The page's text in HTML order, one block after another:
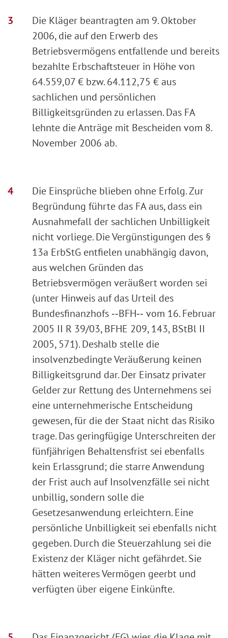
Die Kläger beantragten am 9. Oktober
2006, die auf den Erwerb des
Betriebsvermögens entfallende und bereits
bezahlte Erbschaftsteuer in Höhe von
64.559,07 € bzw. 64.112,75 € aus
sachlichen und persönlichen
Billigkeitsgründen zu erlassen. Das FA
lehnte die Anträge mit Bescheiden vom 8.
November 2006 ab.
Die Einsprüche blieben ohne Erfolg. Zur
Begründung führte das FA aus, dass ein
Ausnahmefall der sachlichen Unbilligkeit
nicht vorliege. Die Vergünstigungen des §
13a ErbStG entfielen unabhängig davon,
aus welchen Gründen das
Betriebsvermögen veräußert worden sei
(unter Hinweis auf das Urteil des
Bundesfinanzhofs ‑‑BFH‑‑ vom 16. Februar
2005 II R 39/03, BFHE 209, 143, BStBl II
2005, 571). Deshalb stelle die
insolvenzbedingte Veräußerung keinen
Billigkeitsgrund dar. Der Einsatz privater
Gelder zur Rettung des Unternehmens sei
eine unternehmerische Entscheidung
gewesen, für die der Staat nicht das Risiko
trage. Das geringfügige Unterschreiten der
fünfjährigen Behaltensfrist sei ebenfalls
kein Erlassgrund; die starre Anwendung
der Frist auch auf Insolvenzfälle sei nicht
unbillig, sondern solle die
Gesetzesanwendung erleichtern. Eine
persönliche Unbilligkeit sei ebenfalls nicht
gegeben. Durch die Steuerzahlung sei die
Existenz der Kläger nicht gefährdet. Sie
hätten weiteres Vermögen geerbt und
verfügten über eigene Einkünfte.